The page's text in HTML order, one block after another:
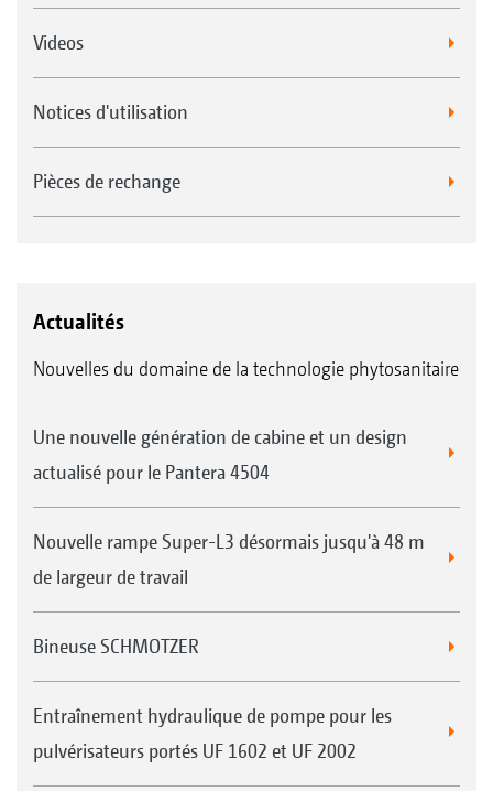
Videos
Notices d'utilisation
Pièces de rechange
Actualités
Nouvelles du domaine de la technologie phytosanitaire
Une nouvelle génération de cabine et un design
actualisé pour le Pantera 4504
Nouvelle rampe Super-L3 désormais jusqu'à 48 m
de largeur de travail
Bineuse SCHMOTZER
Entraînement hydraulique de pompe pour les
pulvérisateurs portés UF 1602 et UF 2002